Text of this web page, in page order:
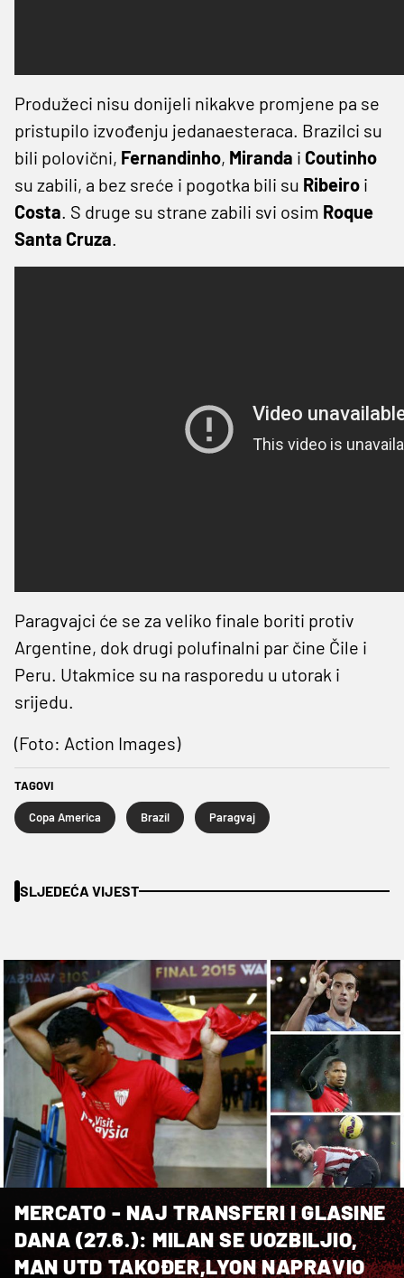
Produžeci nisu donijeli nikakve promjene pa se
pristupilo izvođenju jedanaesteraca. Brazilci su
bili polovični, Fernandinho, Miranda i Coutinho
su zabili, a bez sreće i pogotka bili su Ribeiro i
Costa. S druge su strane zabili svi osim Roque
Santa Cruza.
Paragvajci će se za veliko finale boriti protiv
Argentine, dok drugi polufinalni par čine Čile i
Peru. Utakmice su na rasporedu u utorak i
srijedu.
(Foto: Action Images)
TAGOVI
Copa America Brazil Paragvaj
SLJEDEĆA VIJEST
MERCATO - NAJ TRANSFERI I GLASINE
DANA (27.6.): MILAN SE UOZBILJIO,
MAN UTD TAKOĐER,LYON NAPRAVIO